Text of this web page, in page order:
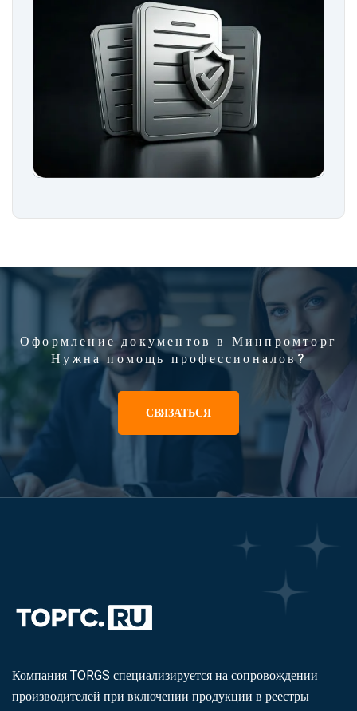
Оформление документов в Минпромторг
Нужна помощь профессионалов?
СВЯЗАТЬСЯ
Компания TORGS специализируется на сопровождении
производителей при включении продукции в реестры